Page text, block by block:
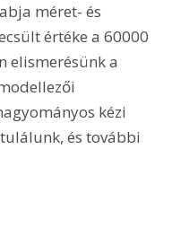
méret- és
értéke a 60000
elismerésünk a
kézi
és további